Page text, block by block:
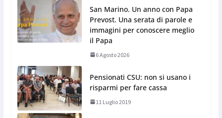
San Marino. Un anno con Papa
Prevost. Una serata di parole e
immagini per conoscere meglio
il Papa
6 Agosto 2026
Pensionati CSU: non si usano i
risparmi per fare cassa
11 Luglio 2019